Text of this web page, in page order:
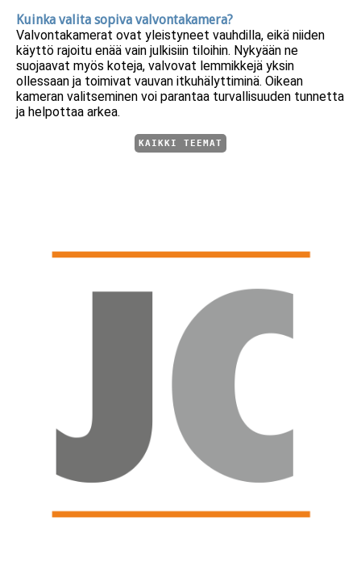
Kuinka valita sopiva valvontakamera?
Valvontakamerat ovat yleistyneet vauhdilla, eikä niiden
käyttö rajoitu enää vain julkisiin tiloihin. Nykyään ne
suojaavat myös koteja, valvovat lemmikkejä yksin
ollessaan ja toimivat vauvan itkuhälyttiminä. Oikean
kameran valitseminen voi parantaa turvallisuuden tunnetta
ja helpottaa arkea.
KAIKKI TEEMAT